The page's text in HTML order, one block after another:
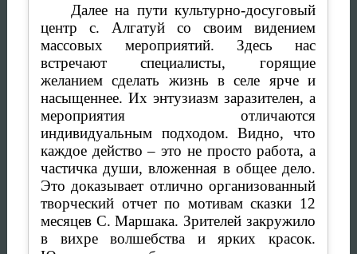
Далее на пути культурно-досуговый
центр с. Алгатуй со своим видением
массовых мероприятий. Здесь нас
встречают специалисты, горящие
желанием сделать жизнь в селе ярче и
насыщеннее. Их энтузиазм заразителен, а
мероприятия отличаются
индивидуальным подходом. Видно, что
каждое действо – это не просто работа, а
частичка души, вложенная в общее дело.
Это доказывает отлично организованный
творческий отчет по мотивам сказки 12
месяцев С. Маршака. Зрителей закружило
в вихре волшебства и ярких красок.